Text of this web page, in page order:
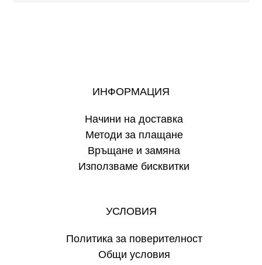
ИНФОРМАЦИЯ
Начини на доставка
Методи за плащане
Връщане и замяна
Използваме бисквитки
УСЛОВИЯ
Политика за поверителност
Общи условия